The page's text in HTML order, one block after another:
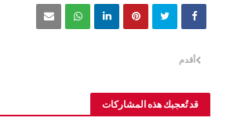
أقدم
قد تُعجبك هذه المشاركات